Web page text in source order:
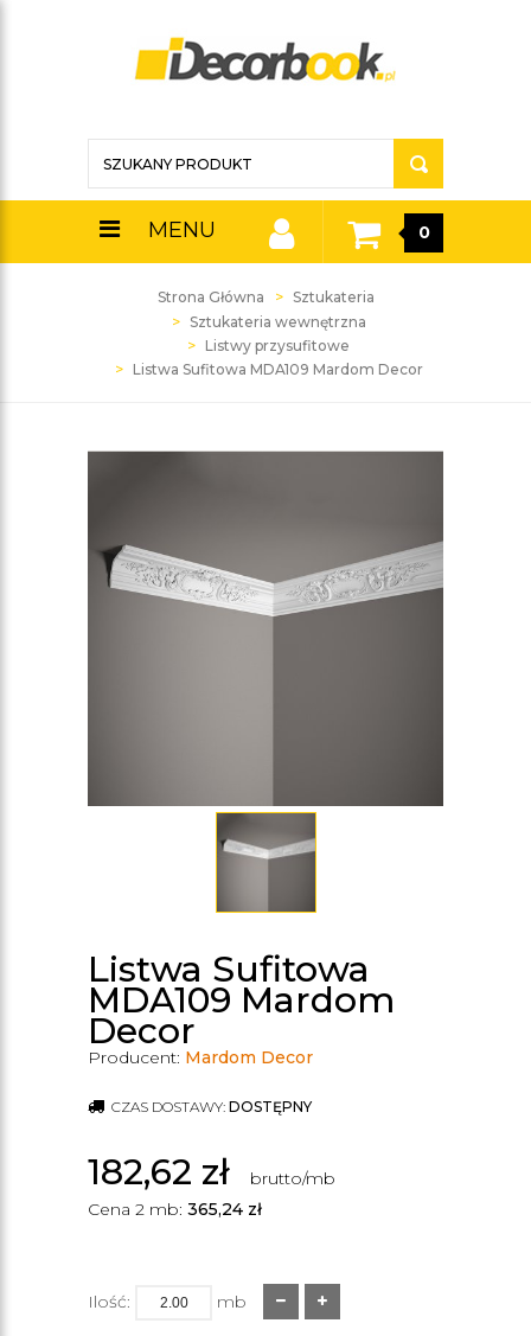
MENU 0
Strona Główna
Sztukateria
Sztukateria wewnętrzna
Listwy przysufitowe
Listwa Sufitowa MDA109 Mardom Decor
Listwa Sufitowa
MDA109 Mardom
Decor
Producent: Mardom Decor
CZAS DOSTAWY: DOSTĘPNY
182,62 zł
brutto/mb
Cena 2 mb: 365,24 zł
Ilość: mb